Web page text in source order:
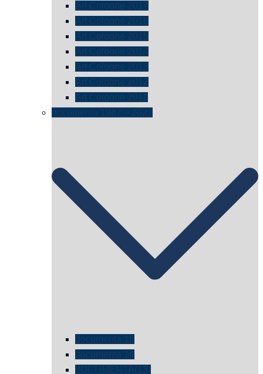
Art Cologne 2017
Art Cologne 2016
Art Cologne 2015
Art Cologne 2014
Art Cologne 2013
Art Cologne 2012
Art Cologne 2011
documenta 1987 – 2022
documenta 15
documenta 14
dOCUMENTA(13)